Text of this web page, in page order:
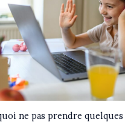
ne pas prendre